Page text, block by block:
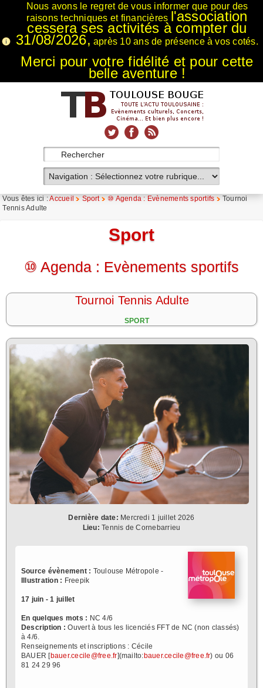
Nous avons le regret de vous informer que pour des
raisons techniques et financières l'association
cessera ses activités à compter du
31/08/2026, après 10 ans de présence à vos cotés.
Merci pour votre fidélité et pour cette
belle aventure !
Vous êtes ici :Accueil Sport ⑩ Agenda : Evènements sportifs
Tournoi
Tennis Adulte
Sport
⑩ Agenda : Evènements sportifs
Tournoi Tennis Adulte
SPORT
Dernière date: Mercredi 1 juillet 2026
Lieu: Tennis de Cornebarrieu
Source évènement : Toulouse Métropole -
Illustration : Freepik
17 juin - 1 juillet
En quelques mots : NC 4/6
Description : Ouvert à tous les licenciés FFT de NC (non classés)
à 4/6.
Renseignements et inscriptions : Cécile
BAUER [bauer.cecile@free.fr](mailto:bauer.cecile@free.fr) ou 06
81 24 29 96